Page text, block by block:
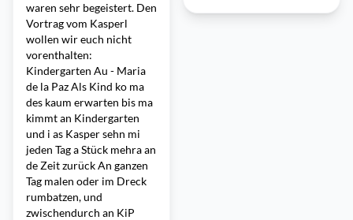
waren sehr begeistert. Den
Vortrag vom Kasperl
wollen wir euch nicht
vorenthalten:
Kindergarten Au - Maria
de la Paz Als Kind ko ma
des kaum erwarten bis ma
kimmt an Kindergarten
und i as Kasper sehn mi
jeden Tag a Stück mehra an
de Zeit zurück An ganzen
Tag malen oder im Dreck
rumbatzen, und
zwischendurch an KiP